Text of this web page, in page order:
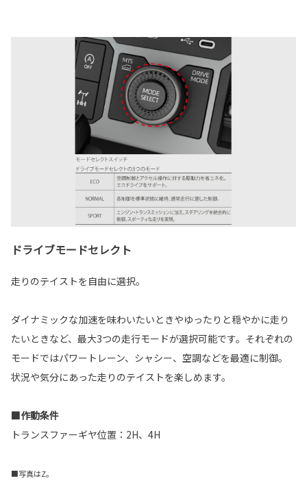
ドライブモードセレクト
走りのテイストを自由に選択。
ダイナミックな加速を味わいたいときやゆったりと穏やかに走り
たいときなど、最大3つの走行モードが選択可能です。それぞれの
モードではパワートレーン、シャシー、空調などを最適に制御。
状況や気分にあった走りのテイストを楽しめます。
■作動条件
トランスファーギヤ位置：2H、4H
■写真はZ。